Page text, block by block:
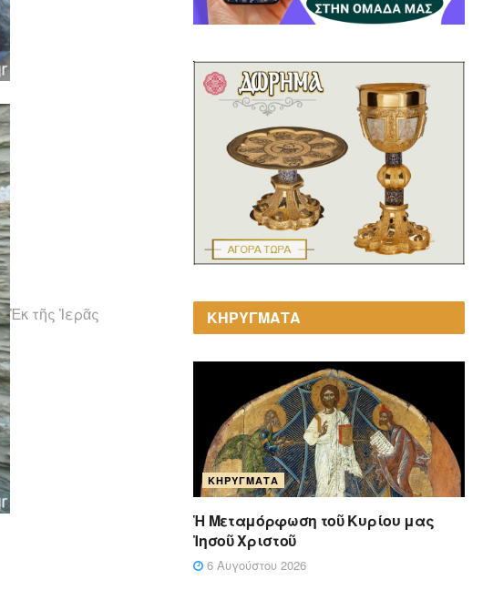
Ἐκ τῆς Ἱερᾶς ΚΗΡΥΓΜΑΤΑ
ΚΗΡΎΓΜΑΤΑ
Ἡ Μεταμόρφωση τοῦ Κυρίου μας
Ἰησοῦ Χριστοῦ
6 Αυγούστου 2026